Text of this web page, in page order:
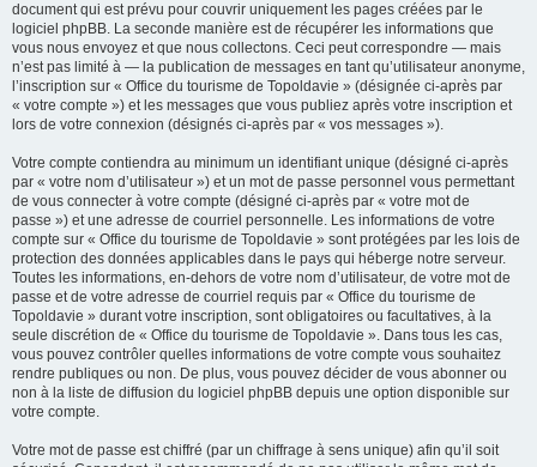
document qui est prévu pour couvrir uniquement les pages créées par le
logiciel phpBB. La seconde manière est de récupérer les informations que
vous nous envoyez et que nous collectons. Ceci peut correspondre — mais
n’est pas limité à — la publication de messages en tant qu’utilisateur anonyme,
l’inscription sur « Office du tourisme de Topoldavie » (désignée ci-après par
« votre compte ») et les messages que vous publiez après votre inscription et
lors de votre connexion (désignés ci-après par « vos messages »).
Votre compte contiendra au minimum un identifiant unique (désigné ci-après
par « votre nom d’utilisateur ») et un mot de passe personnel vous permettant
de vous connecter à votre compte (désigné ci-après par « votre mot de
passe ») et une adresse de courriel personnelle. Les informations de votre
compte sur « Office du tourisme de Topoldavie » sont protégées par les lois de
protection des données applicables dans le pays qui héberge notre serveur.
Toutes les informations, en-dehors de votre nom d’utilisateur, de votre mot de
passe et de votre adresse de courriel requis par « Office du tourisme de
Topoldavie » durant votre inscription, sont obligatoires ou facultatives, à la
seule discrétion de « Office du tourisme de Topoldavie ». Dans tous les cas,
vous pouvez contrôler quelles informations de votre compte vous souhaitez
rendre publiques ou non. De plus, vous pouvez décider de vous abonner ou
non à la liste de diffusion du logiciel phpBB depuis une option disponible sur
votre compte.
Votre mot de passe est chiffré (par un chiffrage à sens unique) afin qu’il soit